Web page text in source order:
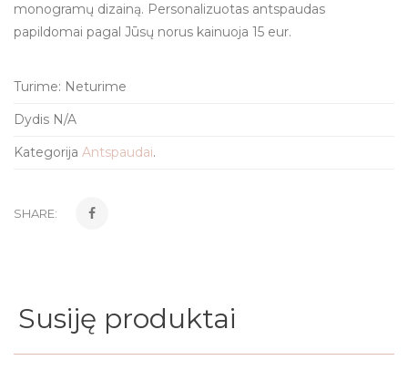
monogramų dizainą. Personalizuotas antspaudas
papildomai pagal Jūsų norus kainuoja 15 eur.
Turime: Neturime
Dydis N/A
Kategorija Antspaudai.
SHARE:
Susiję produktai